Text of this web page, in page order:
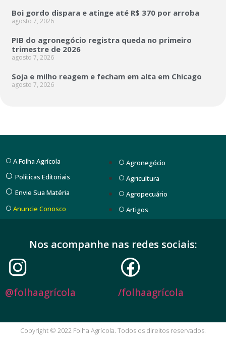
Boi gordo dispara e atinge até R$ 370 por arroba
agosto 7, 2026
PIB do agronegócio registra queda no primeiro
trimestre de 2026
agosto 7, 2026
Soja e milho reagem e fecham em alta em Chicago
agosto 7, 2026
A Folha Agrícola
Políticas Editoriais
Envie Sua Matéria
Anuncie Conosco
Agronegócio
Agricultura
Agropecuário
Artigos
Nos acompanhe nas redes sociais:
@folhaagrícola /folhaagrícola
Copyright © 2022 Folha Agrícola. Todos os direitos reservados.